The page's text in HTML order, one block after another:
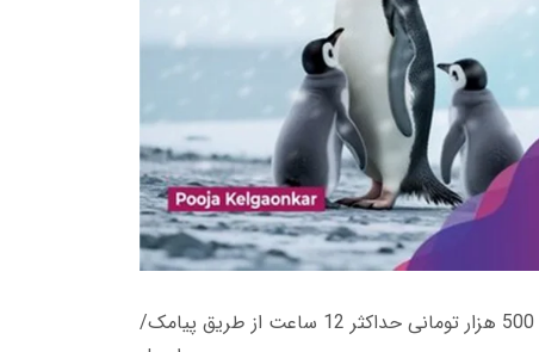
زمان تحویل کتاب های 600 هزار تومانی دانلود فوری از حساب کاربری می باشد، و زمان تحویل لینک دانلود کتاب های 500 هزار تومانی حداکثر 12 ساعت از طریق پیامک/